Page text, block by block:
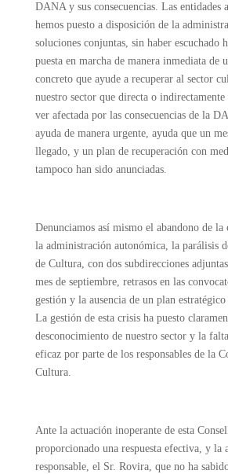
DANA y sus consecuencias. Las entidades
hemos puesto a disposición de la
soluciones conjuntas, sin haber escuchado
puesta en marcha de manera inmediata de
concreto que ayude a recuperar al sector
nuestro sector que directa o indirectamente
ver afectada por las consecuencias de la
ayuda de manera urgente, ayuda que un
llegado, y un plan de recuperación con
tampoco han sido anunciadas.
Denunciamos así mismo el abandono de
la administración autonómica, la parálisis
de Cultura, con dos subdirecciones
mes de septiembre, retrasos en las
gestión y la ausencia de un plan
La gestión de esta crisis ha puesto
desconocimiento de nuestro sector y la
eficaz por parte de los responsables de la
Cultura.
Ante la actuación inoperante de esta
proporcionado una respuesta efectiva, y la
responsable, el Sr. Rovira, que no ha